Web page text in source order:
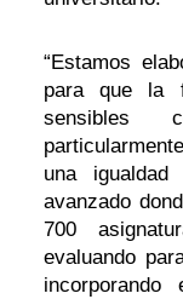
“Estamos
para que la
sensibles
una igualdad
avanzado
700
evaluando